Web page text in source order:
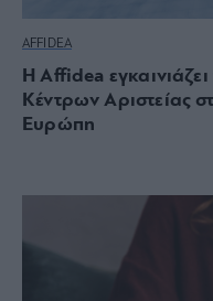
AFFIDEA
Η Affidea
Κέντρων Αριστείας
Ευρώπη